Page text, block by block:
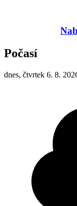
Počasí
dnes, čtvrtek 6. 8.